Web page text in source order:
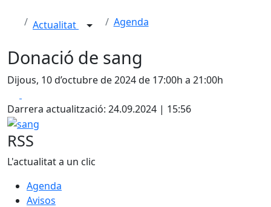
Actualitat Agenda
Donació de sang
Dijous, 10 d’octubre de 2024 de 17:00h a 21:00h
Darrera actualització: 24.09.2024 | 15:56
sang
RSS
L'actualitat a un clic
Agenda
Avisos